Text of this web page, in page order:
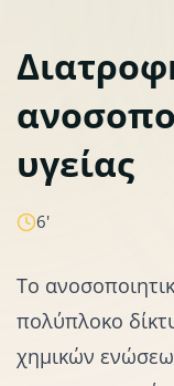
Παιδική διατροφή
υγείας
6'
Το
πολύπλοκο
χημικών